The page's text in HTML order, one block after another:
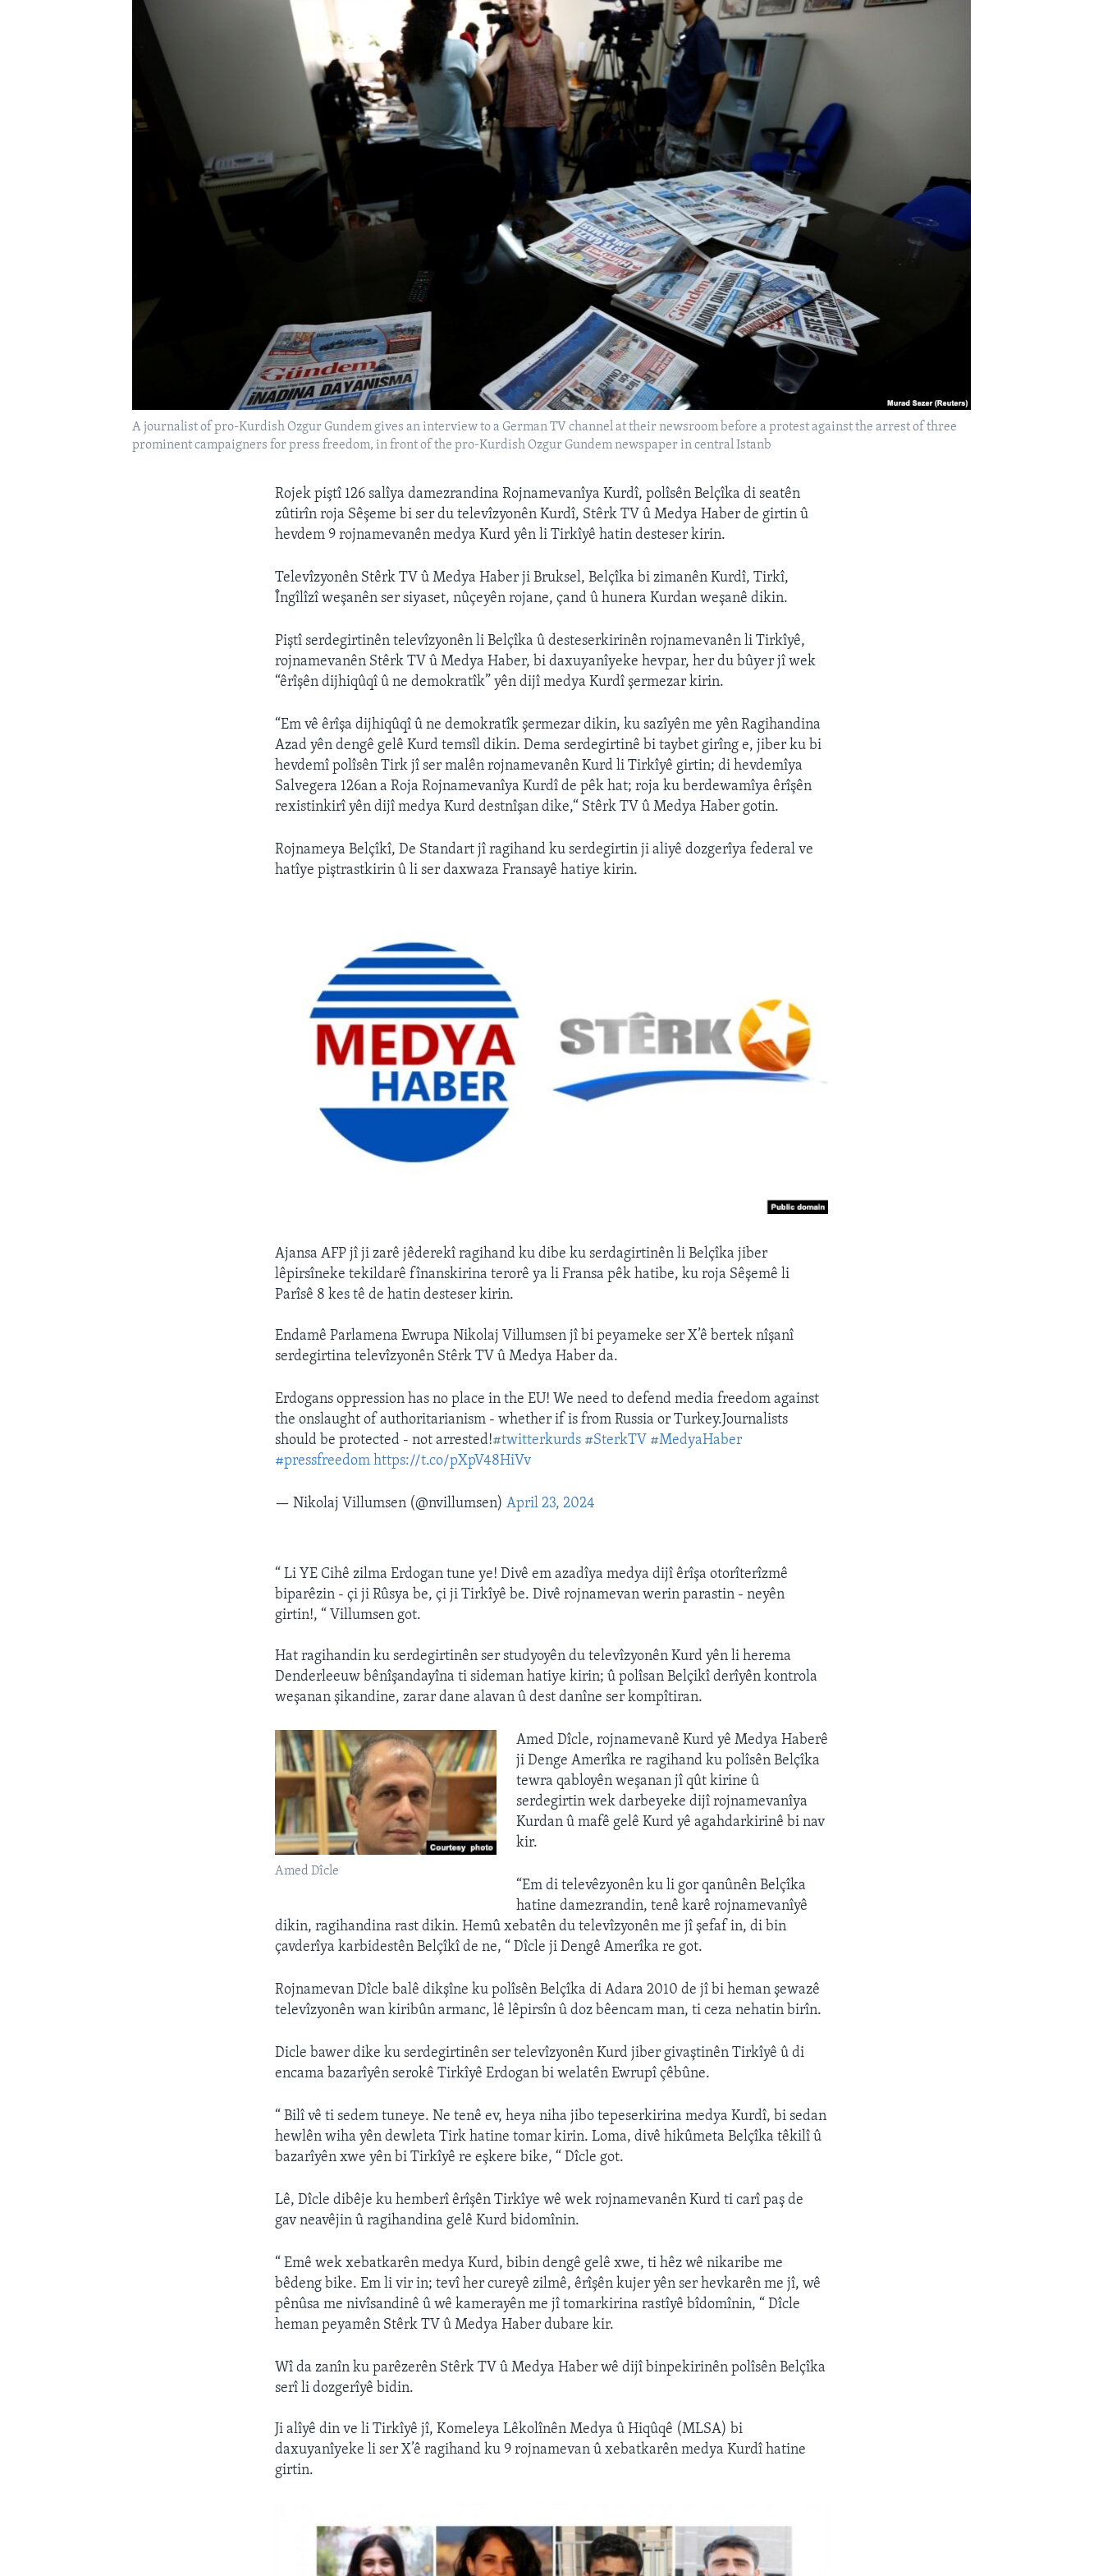
A journalist of pro-Kurdish Ozgur Gundem gives an interview to a German TV channel at their newsroom before a protest against the arrest of three
prominent campaigners for press freedom, in front of the pro-Kurdish Ozgur Gundem newspaper in central Istanb
Rojek piştî 126 salîya damezrandina Rojnamevanîya Kurdî, polîsên Belçîka di seatên
zûtirîn roja Sêşeme bi ser du televîzyonên Kurdî, Stêrk TV û Medya Haber de girtin û
hevdem 9 rojnamevanên medya Kurd yên li Tirkîyê hatin desteser kirin.
Televîzyonên Stêrk TV û Medya Haber ji Bruksel, Belçîka bi zimanên Kurdî, Tirkî,
Îngîlîzî weşanên ser siyaset, nûçeyên rojane, çand û hunera Kurdan weşanê dikin.
Piştî serdegirtinên televîzyonên li Belçîka û desteserkirinên rojnamevanên li Tirkîyê,
rojnamevanên Stêrk TV û Medya Haber, bi daxuyanîyeke hevpar, her du bûyer jî wek
“êrîşên dijhiqûqî û ne demokratîk” yên dijî medya Kurdî şermezar kirin.
“Em vê êrîşa dijhiqûqî û ne demokratîk şermezar dikin, ku sazîyên me yên Ragihandina
Azad yên dengê gelê Kurd temsîl dikin. Dema serdegirtinê bi taybet girîng e, jiber ku bi
hevdemî polîsên Tirk jî ser malên rojnamevanên Kurd li Tirkîyê girtin; di hevdemîya
Salvegera 126an a Roja Rojnamevanîya Kurdî de pêk hat; roja ku berdewamîya êrîşên
rexistinkirî yên dijî medya Kurd destnîşan dike,“ Stêrk TV û Medya Haber gotin.
Rojnameya Belçîkî, De Standart jî ragihand ku serdegirtin ji aliyê dozgerîya federal ve
hatîye piştrastkirin û li ser daxwaza Fransayê hatiye kirin.
Ajansa AFP jî ji zarê jêderekî ragihand ku dibe ku serdagirtinên li Belçîka jiber
lêpirsîneke tekildarê fînanskirina terorê ya li Fransa pêk hatibe, ku roja Sêşemê li
Parîsê 8 kes tê de hatin desteser kirin.
Endamê Parlamena Ewrupa Nikolaj Villumsen jî bi peyameke ser X’ê bertek nîşanî
serdegirtina televîzyonên Stêrk TV û Medya Haber da.
Erdogans oppression has no place in the EU! We need to defend media freedom against
the onslaught of authoritarianism - whether if is from Russia or Turkey.Journalists
should be protected - not arrested!#twitterkurds #SterkTV #MedyaHaber
#pressfreedom https://t.co/pXpV48HiVv
— Nikolaj Villumsen (@nvillumsen)April 23, 2024
“ Li YE Cihê zilma Erdogan tune ye! Divê em azadîya medya dijî êrîşa otorîterîzmê
biparêzin - çi ji Rûsya be, çi ji Tirkîyê be. Divê rojnamevan werin parastin - neyên
girtin!, “ Villumsen got.
Hat ragihandin ku serdegirtinên ser studyoyên du televîzyonên Kurd yên li herema
Denderleeuw bênîşandayîna ti sideman hatiye kirin; û polîsan Belçikî derîyên kontrola
weşanan şikandine, zarar dane alavan û dest danîne ser kompîtiran.
Amed Dîcle
Amed Dîcle, rojnamevanê Kurd yê Medya Haberê
ji Denge Amerîka re ragihand ku polîsên Belçîka
tewra qabloyên weşanan jî qût kirine û
serdegirtin wek darbeyeke dijî rojnamevanîya
Kurdan û mafê gelê Kurd yê agahdarkirinê bi nav
kir.
“Em di televêzyonên ku li gor qanûnên Belçîka
hatine damezrandin, tenê karê rojnamevanîyê
dikin, ragihandina rast dikin. Hemû xebatên du televîzyonên me jî şefaf in, di bin
çavderîya karbidestên Belçîkî de ne, “ Dîcle ji Dengê Amerîka re got.
Rojnamevan Dîcle balê dikşîne ku polîsên Belçîka di Adara 2010 de jî bi heman şewazê
televîzyonên wan kiribûn armanc, lê lêpirsîn û doz bêencam man, ti ceza nehatin birîn.
Dicle bawer dike ku serdegirtinên ser televîzyonên Kurd jiber givaştinên Tirkîyê û di
encama bazarîyên serokê Tirkîyê Erdogan bi welatên Ewrupî çêbûne.
“ Bilî vê ti sedem tuneye. Ne tenê ev, heya niha jibo tepeserkirina medya Kurdî, bi sedan
hewlên wiha yên dewleta Tirk hatine tomar kirin. Loma, divê hikûmeta Belçîka têkilî û
bazarîyên xwe yên bi Tirkîyê re eşkere bike, “ Dîcle got.
Lê, Dîcle dibêje ku hemberî êrîşên Tirkîye wê wek rojnamevanên Kurd ti carî paş de
gav neavêjin û ragihandina gelê Kurd bidomînin.
“ Emê wek xebatkarên medya Kurd, bibin dengê gelê xwe, ti hêz wê nikaribe me
bêdeng bike. Em li vir in; tevî her cureyê zilmê, êrîşên kujer yên ser hevkarên me jî, wê
pênûsa me nivîsandinê û wê kamerayên me jî tomarkirina rastîyê bîdomînin, “ Dîcle
heman peyamên Stêrk TV û Medya Haber dubare kir.
Wî da zanîn ku parêzerên Stêrk TV û Medya Haber wê dijî binpekirinên polîsên Belçîka
serî li dozgerîyê bidin.
Ji alîyê din ve li Tirkîyê jî, Komeleya Lêkolînên Medya û Hiqûqê (MLSA) bi
daxuyanîyeke li ser X’ê ragihand ku 9 rojnamevan û xebatkarên medya Kurdî hatine
girtin.